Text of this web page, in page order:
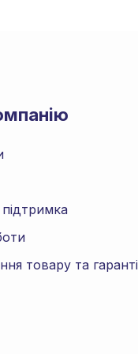
підтримка
товару та